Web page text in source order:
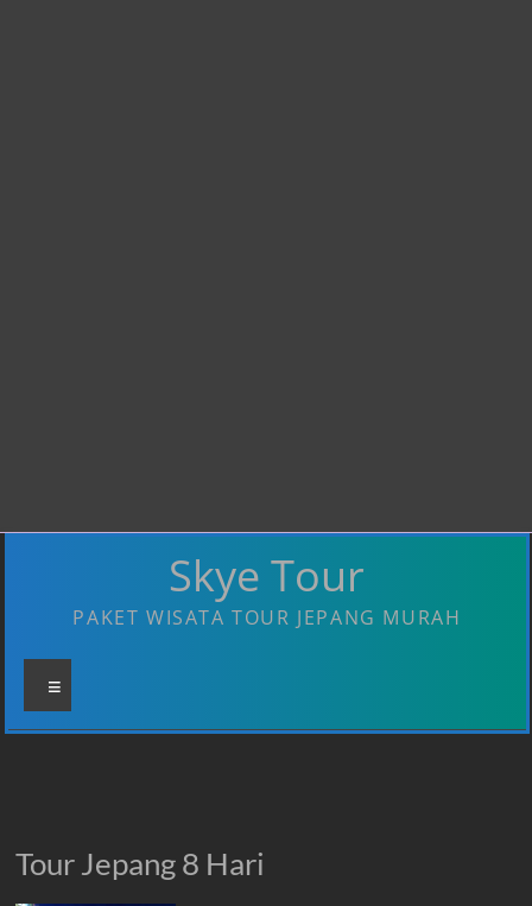
Skye Tour
PAKET WISATA TOUR JEPANG MURAH
Menu
Tour Jepang 8 Hari